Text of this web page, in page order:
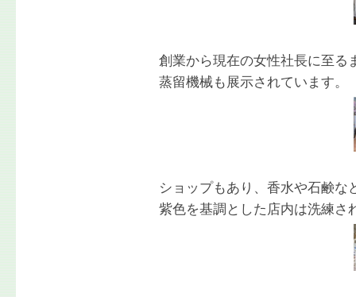
創業から現在の女性社長に至る
蒸留機械も展示されています。
ショップもあり、香水や石鹸な
紫色を基調とした店内は洗練さ